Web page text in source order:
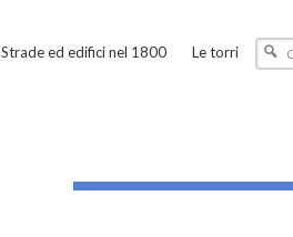
Strade ed edifici nel 1800 Le torri